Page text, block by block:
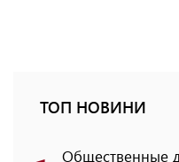
ТОП НОВИНИ
Общественные